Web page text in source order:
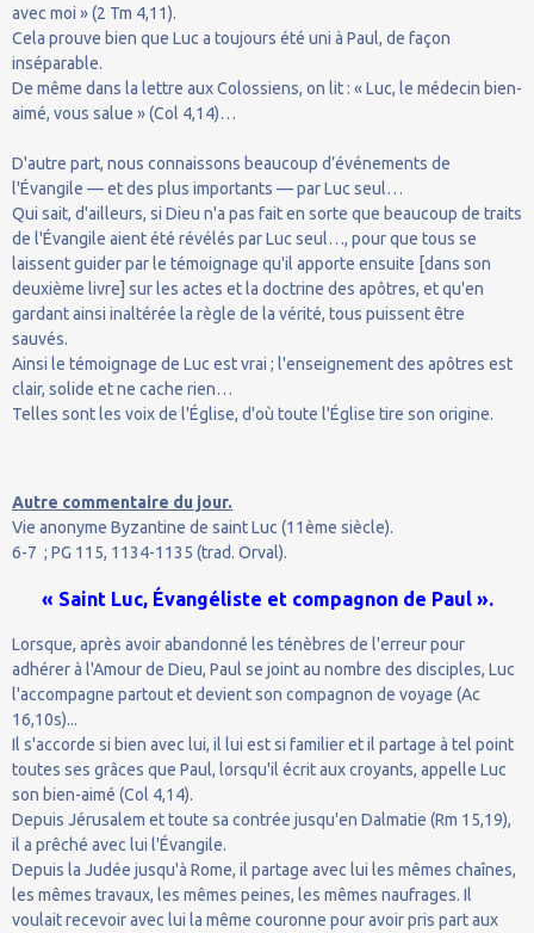
avec moi » (2 Tm 4,11).
Cela prouve bien que Luc a toujours été uni à Paul, de façon
inséparable.
De même dans la lettre aux Colossiens, on lit : « Luc, le médecin bien-
aimé, vous salue » (Col 4,14)…
D'autre part, nous connaissons beaucoup d’événements de
l'Évangile — et des plus importants — par Luc seul…
Qui sait, d'ailleurs, si Dieu n'a pas fait en sorte que beaucoup de traits
de l'Évangile aient été révélés par Luc seul…, pour que tous se
laissent guider par le témoignage qu'il apporte ensuite [dans son
deuxième livre] sur les actes et la doctrine des apôtres, et qu'en
gardant ainsi inaltérée la règle de la vérité, tous puissent être
sauvés.
Ainsi le témoignage de Luc est vrai ; l'enseignement des apôtres est
clair, solide et ne cache rien…
Telles sont les voix de l'Église, d'où toute l'Église tire son origine.
Autre commentaire du jour.
Vie anonyme Byzantine de saint Luc (11ème siècle).
6-7 ; PG 115, 1134-1135 (trad. Orval).
« Saint Luc, Évangéliste et compagnon de Paul ».
Lorsque, après avoir abandonné les ténèbres de l'erreur pour
adhérer à l'Amour de Dieu, Paul se joint au nombre des disciples, Luc
l'accompagne partout et devient son compagnon de voyage (Ac
16,10s)...
Il s'accorde si bien avec lui, il lui est si familier et il partage à tel point
toutes ses grâces que Paul, lorsqu'il écrit aux croyants, appelle Luc
son bien-aimé (Col 4,14).
Depuis Jérusalem et toute sa contrée jusqu'en Dalmatie (Rm 15,19),
il a prêché avec lui l'Évangile.
Depuis la Judée jusqu'à Rome, il partage avec lui les mêmes chaînes,
les mêmes travaux, les mêmes peines, les mêmes naufrages. Il
voulait recevoir avec lui la même couronne pour avoir pris part aux